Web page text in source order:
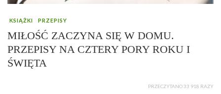
KSIĄŻKI PRZEPISY
MIŁOŚĆ ZACZYNA SIĘ W DOMU.
PRZEPISY NA CZTERY PORY ROKU I
ŚWIĘTA
PRZECZYTANO 33 918 RAZY